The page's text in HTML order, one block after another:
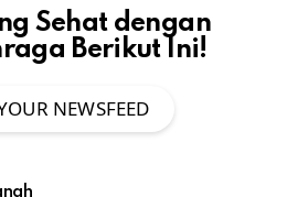
Sehat dengan
Berikut Ini!
NEWSFEED